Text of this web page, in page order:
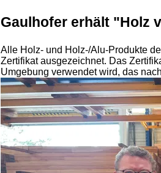
Gaulhofer erhält "Holz
Alle Holz- und Holz-/Alu-Produkte
Zertifikat ausgezeichnet. Das
Umgebung verwendet wird, das